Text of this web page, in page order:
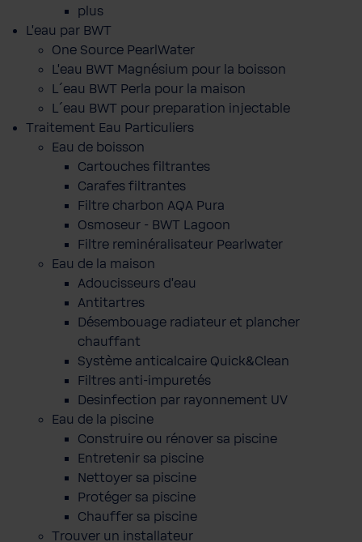
plus
L'eau par BWT
One Source PearlWater
L’eau BWT Magnésium pour la boisson
L´eau BWT Perla pour la maison
L´eau BWT pour preparation injectable
Traitement Eau Particuliers
Eau de boisson
Cartouches filtrantes
Carafes filtrantes
Filtre charbon AQA Pura
Osmoseur - BWT Lagoon
Filtre reminéralisateur Pearlwater
Eau de la maison
Adoucisseurs d'eau
Antitartres
Désembouage radiateur et plancher
chauffant
Système anticalcaire Quick&Clean
Filtres anti-impuretés
Desinfection par rayonnement UV
Eau de la piscine
Construire ou rénover sa piscine
Entretenir sa piscine
Nettoyer sa piscine
Protéger sa piscine
Chauffer sa piscine
Trouver un installateur